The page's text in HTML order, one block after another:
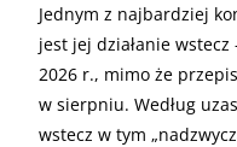
Jednym z najbardziej
jest jej działanie
2026 r., mimo że
w sierpniu. Według
wstecz w tym